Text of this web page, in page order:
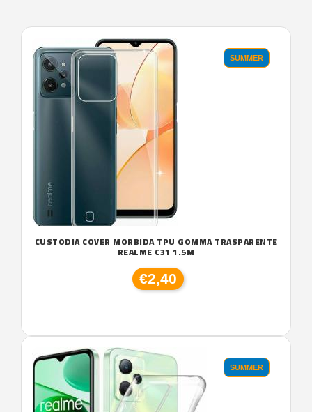
SUMMER
CUSTODIA COVER MORBIDA TPU GOMMA TRASPARENTE
REALME C31 1.5M
€2,40
SUMMER